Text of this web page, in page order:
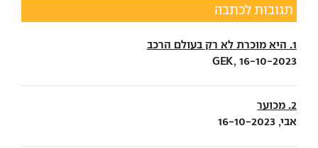
תגובות לכתבה
1. היא מוכרת לא רק בעולם הרכב
GEK, 16-10-2023
2. מכוער
אבי, 16-10-2023